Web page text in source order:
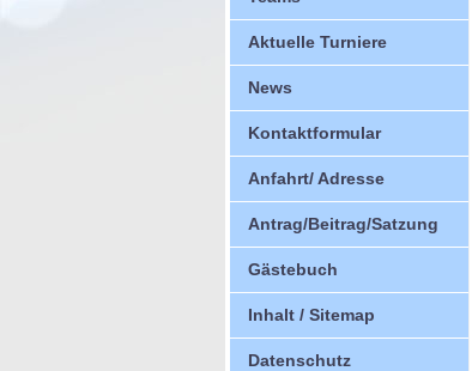
Aktuelle Turniere
News
Kontaktformular
Anfahrt/ Adresse
Antrag/Beitrag/Satzung
Gästebuch
Inhalt / Sitemap
Datenschutz